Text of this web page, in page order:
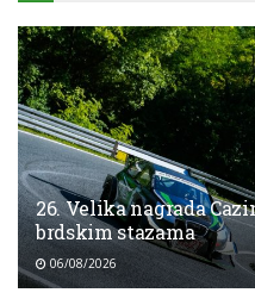
26. Velika nagrada
brdskim stazama
06/08/2026